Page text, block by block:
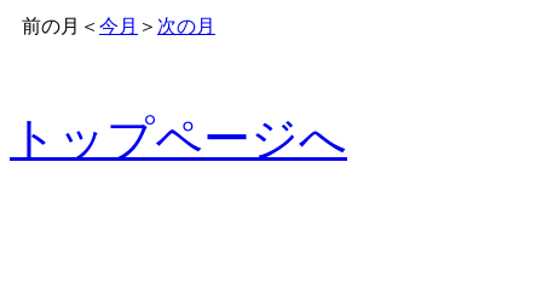
前の月 ＜ 今月 ＞ 次の月
トップページへ